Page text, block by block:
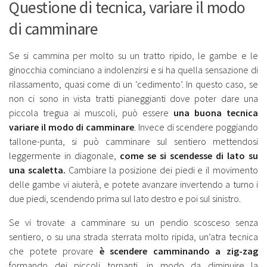
Questione di tecnica, variare il modo
di camminare
Se si cammina per molto su un tratto ripido, le gambe e le
ginocchia cominciano a indolenzirsi e si ha quella sensazione di
rilassamento, quasi come di un ‘cedimento’. In questo caso, se
non ci sono in vista tratti pianeggianti dove poter dare una
piccola tregua ai muscoli, può essere una buona tecnica
variare il modo di camminare. Invece di scendere poggiando
tallone-punta, si può camminare sul sentiero mettendosi
leggermente in diagonale, come se si scendesse di lato su
una scaletta. Cambiare la posizione dei piedi e il movimento
delle gambe vi aiuterà, e potete avanzare invertendo a turno i
due piedi, scendendo prima sul lato destro e poi sul sinistro.
Se vi trovate a camminare su un pendio scosceso senza
sentiero, o su una strada sterrata molto ripida, un’atra tecnica
che potete provare è scendere camminando a zig-zag